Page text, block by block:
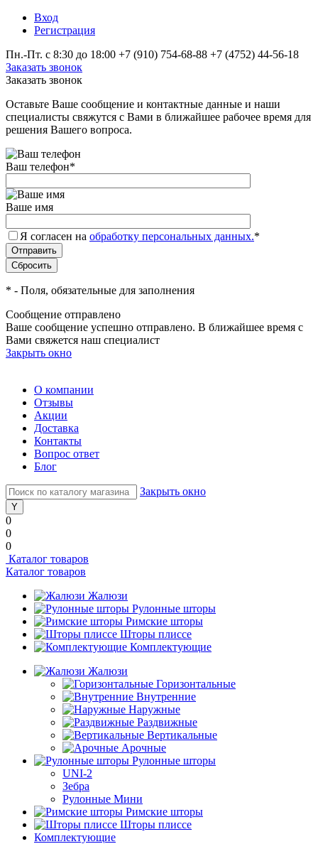
Вход
Регистрация
Пн.-Пт. с 8:30 до 18:00 +7 (910) 754‑68-88 +7 (4752) 44-56-18
Заказать звонок
Заказать звонок
Оставьте Ваше сообщение и контактные данные и наши
специалисты свяжутся с Вами в ближайшее рабочее время для
решения Вашего вопроса.
Ваш телефон*
Ваше имя
Я согласен на обработку персональных данных.*
* - Поля, обязательные для заполнения
Сообщение отправлено
Ваше сообщение успешно отправлено. В ближайшее время с
Вами свяжется наш специалист
Закрыть окно
О компании
Отзывы
Акции
Доставка
Контакты
Вопрос ответ
Блог
Закрыть окно
0
0
0
Каталог товаров
Каталог товаров
Жалюзи
Рулонные шторы
Римские шторы
Шторы плиссе
Комплектующие
Жалюзи
Горизонтальные
Внутренние
Наружные
Раздвижные
Вертикальные
Арочные
Рулонные шторы
UNI-2
Зебра
Рулонные Мини
Римские шторы
Шторы плиссе
Комплектующие